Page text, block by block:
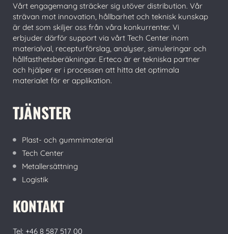
Vårt engagemang sträcker sig utöver distribution. Vår
strävan mot innovation, hållbarhet och teknisk kunskap
är det som skiljer oss från våra konkurrenter. Vi
erbjuder därför support via vårt Tech Center inom
materialval, recepturförslag, analyser, simuleringar och
hållfasthetsberäkningar. Erteco är er tekniska partner
och hjälper er i processen att hitta det optimala
materialet för er applikation.
TJÄNSTER
Plast- och gummimaterial
Tech Center
Metallersättning
Logistik
KONTAKT
Tel: +46 8 587 517 00